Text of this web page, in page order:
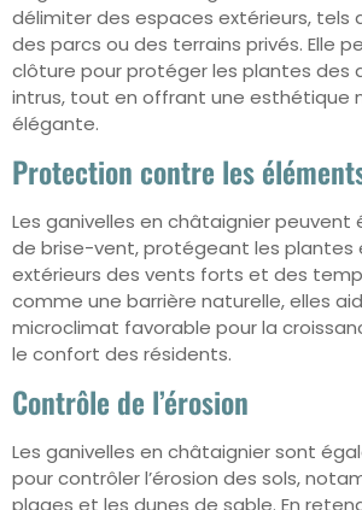
délimiter des espaces extérieurs, tels
des parcs ou des terrains privés. Elle
clôture pour protéger les plantes des
intrus, tout en offrant une esthétique
élégante.
Protection contre les
Les ganivelles en châtaignier peuvent
de brise-vent, protégeant les plantes
extérieurs des vents forts et des
comme une barrière naturelle, elles
microclimat favorable pour la
le confort des résidents.
Contrôle de l’érosion
Les ganivelles en châtaignier sont
pour contrôler l’érosion des sols,